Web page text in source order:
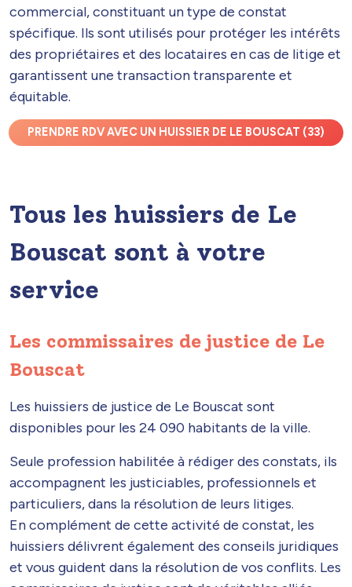
commercial, constituant un type de constat
spécifique. Ils sont utilisés pour protéger les intérêts
des propriétaires et des locataires en cas de litige et
garantissent une transaction transparente et
équitable.
PRENDRE RDV AVEC UN HUISSIER DE LE BOUSCAT (33)
Tous les huissiers de Le
Bouscat sont à votre
service
Les commissaires de justice de Le
Bouscat
Les huissiers de justice de Le Bouscat sont
disponibles pour les 24 090 habitants de la ville.
Seule profession habilitée à rédiger des constats, ils
accompagnent les justiciables, professionnels et
particuliers, dans la résolution de leurs litiges.
En complément de cette activité de constat, les
huissiers délivrent également des conseils juridiques
et vous guident dans la résolution de vos conflits. Les